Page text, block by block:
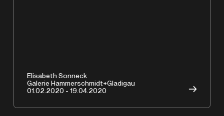
Elisabeth Sonneck
Galerie Hammerschmidt+Gladigau
01.02.2020 - 19.04.2020
→